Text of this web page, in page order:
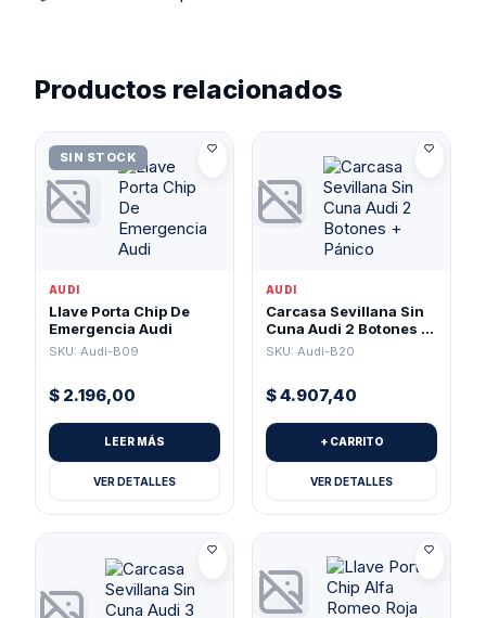
Productos relacionados
SIN STOCK
AUDI
Llave Porta Chip De
Emergencia Audi
SKU: Audi-B09
$ 2.196,00
LEER MÁS
VER DETALLES
AUDI
Carcasa Sevillana Sin
Cuna Audi 2 Botones +
Pánico
SKU: Audi-B20
$4.907,40
+ CARRITO
VER DETALLES